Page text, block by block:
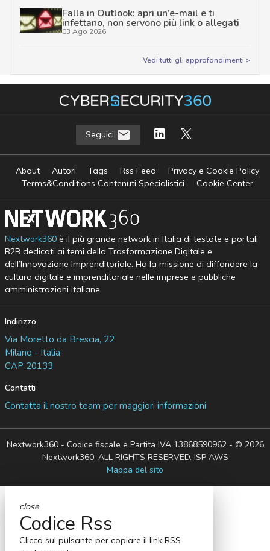
Falla in Outlook: apri un’e-mail e ti
infettano, non servono più link o allegati
03 Ago 2026
Vedi tutti gli approfondimenti >
Seguici
About Autori Tags Rss Feed
Privacy e Cookie Policy
Terms&Conditions Contenuti Specialistici
Cookie Center
Nextwork360è il più grande network in Italia di testate e portali
B2B dedicati ai temi della Trasformazione Digitale e
dell’Innovazione Imprenditoriale. Ha la missione di diffondere la
cultura digitale e imprenditoriale nelle imprese e pubbliche
amministrazioni italiane.
Indirizzo
Via Moretto da Brescia, 22
Milano - Italia
CAP 20133
Contatti
Contatta il nostro team per maggiori informazioni
Nextwork360 - Codice fiscale e Partita IVA 13868590962 - © 2026
Nextwork360. ALL RIGHTS RESERVED. ISP AWS
Mappa del sito
close
Codice Rss
Clicca sul pulsante per copiare il link RSS